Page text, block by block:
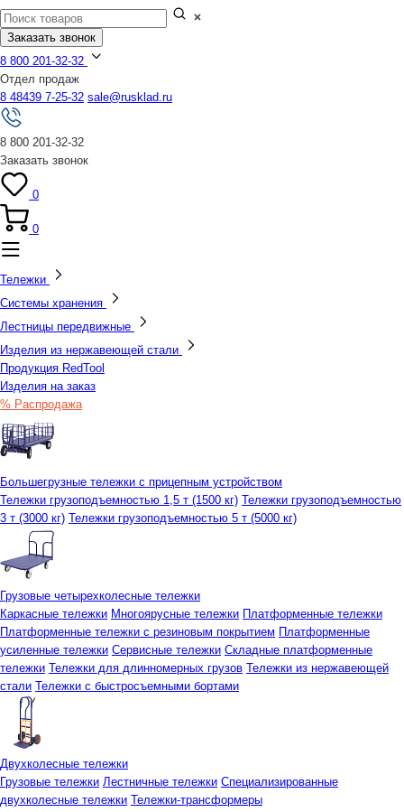
Заказать звонок
8 800 201-32-32
Отдел продаж
8 48439 7-25-32 sale@rusklad.ru
8 800 201-32-32
Заказать звонок
0
0
Тележки
Системы хранения
Лестницы передвижные
Изделия из нержавеющей стали
Продукция RedTool
Изделия на заказ
% Распродажа
Большегрузные тележки с прицепным устройством
Тележки грузоподъемностью 1,5 т (1500 кг) Тележки грузоподъемностью
3 т (3000 кг) Тележки грузоподъемностью 5 т (5000 кг)
Грузовые четырехколесные тележки
Каркасные тележки Многоярусные тележки Платформенные тележки
Платформенные тележки с резиновым покрытием Платформенные
усиленные тележки Сервисные тележки Складные платформенные
тележки Тележки для длинномерных грузов Тележки из нержавеющей
стали Тележки с быстросъемными бортами
Двухколесные тележки
Грузовые тележки Лестничные тележки Специализированные
двухколесные тележки Тележки-трансформеры